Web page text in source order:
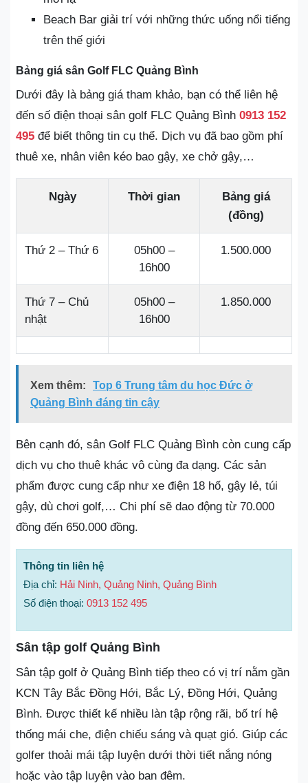
Beach Bar giải trí với những thức uống nổi tiếng
trên thế giới
Bảng giá sân Golf FLC Quảng Bình
Dưới đây là bảng giá tham khảo, bạn có thể liên hệ
đến số điện thoại sân golf FLC Quảng Bình 0913 152
495 để biết thông tin cụ thể. Dịch vụ đã bao gồm phí
thuê xe, nhân viên kéo bao gậy, xe chở gậy,…
Ngày Thời gian
Bảng giá
(đồng)
Thứ 2 – Thứ 6
05h00 –
16h00
1.500.000
Thứ 7 – Chủ
nhật
05h00 –
16h00
1.850.000
Xem thêm:
Top 6 Trung tâm du học Đức ở
Quảng Bình đáng tin cậy
Bên cạnh đó, sân Golf FLC Quảng Bình còn cung cấp
dịch vụ cho thuê khác vô cùng đa dạng. Các sản
phẩm được cung cấp như xe điện 18 hố, gậy lẻ, túi
gậy, dù chơi golf,… Chi phí sẽ dao động từ 70.000
đồng đến 650.000 đồng.
Thông tin liên hệ
Địa chỉ: Hải Ninh, Quảng Ninh, Quảng Bình
Số điện thoại: 0913 152 495
Sân tập golf Quảng Bình
Sân tập golf ở Quảng Bình tiếp theo có vị trí nằm gần
KCN Tây Bắc Đồng Hới, Bắc Lý, Đồng Hới, Quảng
Bình. Được thiết kế nhiều làn tập rộng rãi, bố trí hệ
thống mái che, điện chiếu sáng và quạt gió. Giúp các
golfer thoải mái tập luyện dưới thời tiết nắng nóng
hoặc vào tập luyện vào ban đêm.